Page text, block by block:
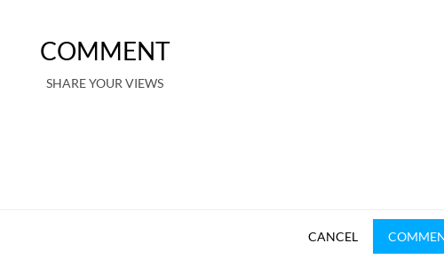
COMMENT
SHARE YOUR VIEWS
CANCEL